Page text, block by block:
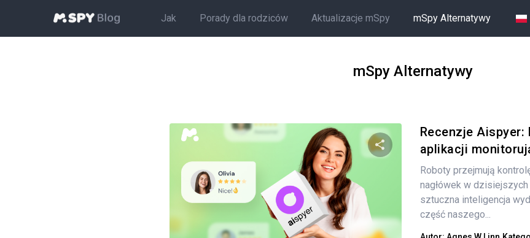
Jak Porady dla rodziców Aktualizacje mSpy mSpy Alternatywy
mSpy Alternatywy
Udostępnij
Twitter
Recenzje
aplikacji
Roboty przejmują
nagłówek w
sztuczna inteligencja
część naszego...